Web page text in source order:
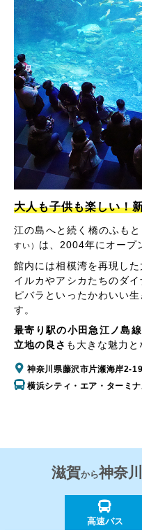
大人も子供も楽しい！
江の島へと続く橋のふも
すい） は、2004年にオープ
館内には相模湾を再現し
イルカやアシカたちのダ
ピバラといったかわいい
す。
最寄り駅の小田急江ノ島
立地の良さ も大きな魅力と
神奈川県藤沢市片瀬海岸2-
横浜シティ・エア・ターミ
滋賀から神奈川
高速バス